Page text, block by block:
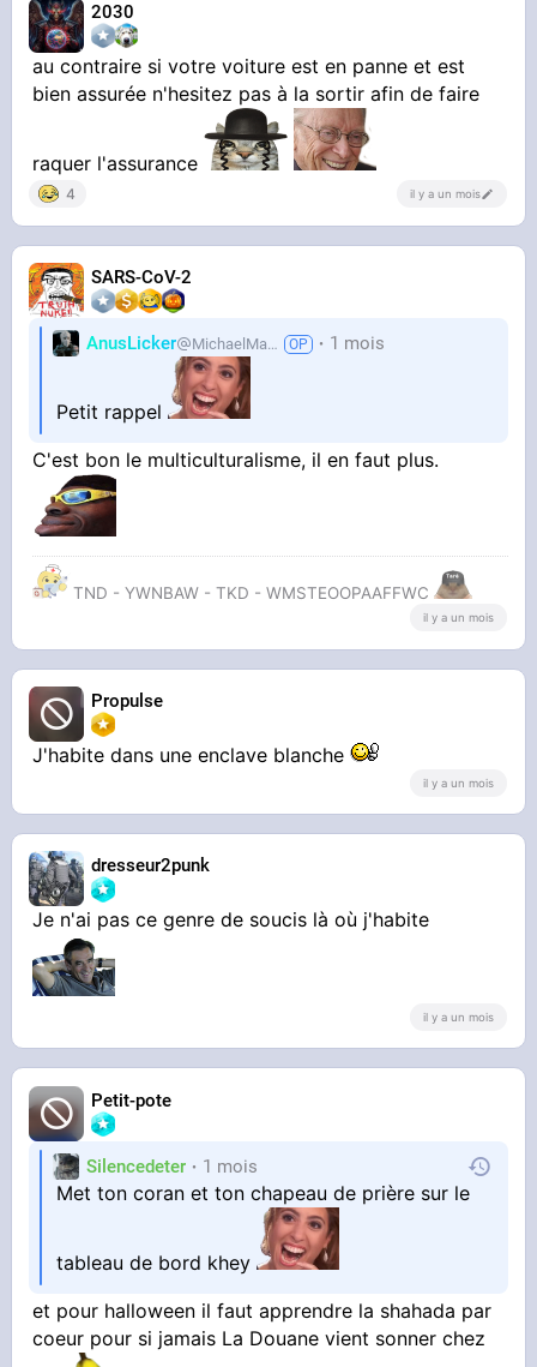
2030
au contraire si votre voiture est en panne et est
bien assurée n'hesitez pas à la sortir afin de faire
raquer l'assurance
4 il y a un mois
SARS-CoV-2
AnusLicker MichaelMann 1 mois
Petit rappel
C'est bon le multiculturalisme, il en faut plus.
TND - YWNBAW - TKD - WMSTEOOPAAFFWC
il y a un mois
Propulse
J'habite dans une enclave blanche
il y a un mois
dresseur2punk
Je n'ai pas ce genre de soucis là où j'habite
il y a un mois
Petit-pote
Silencedeter 1 mois
Met ton coran et ton chapeau de prière sur le
tableau de bord khey
et pour halloween il faut apprendre la shahada par
coeur pour si jamais La Douane vient sonner chez